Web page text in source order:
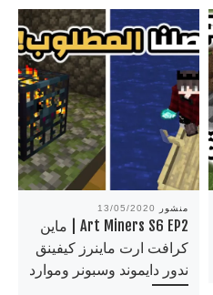
منشور 13/05/2020
Art Miners S6 EP2 | ماين
كرافت ارت ماينرز كيفينق
ندور دايموند وسبونر وموارد